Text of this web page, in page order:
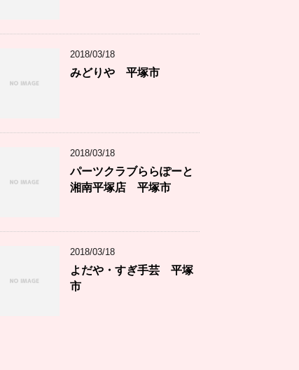
2018/03/18
みどりや 平塚市
2018/03/18
パーツクラブららぽーと
湘南平塚店 平塚市
2018/03/18
よだや・すぎ手芸 平塚
市